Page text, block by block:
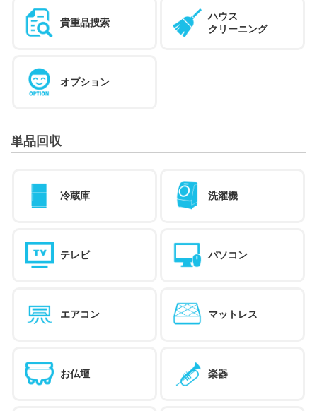
貴重品捜索
ハウス
クリーニング
オプション
単品回収
冷蔵庫 洗濯機
テレビ パソコン
エアコン マットレス
お仏壇 楽器